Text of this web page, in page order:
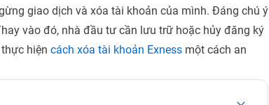
giao dịch và xóa tài khoản của mình. Đáng chú ý
vào đó, nhà đầu tư cần lưu trữ hoặc hủy đăng ký
hiện cách xóa tài khoản Exness một cách an